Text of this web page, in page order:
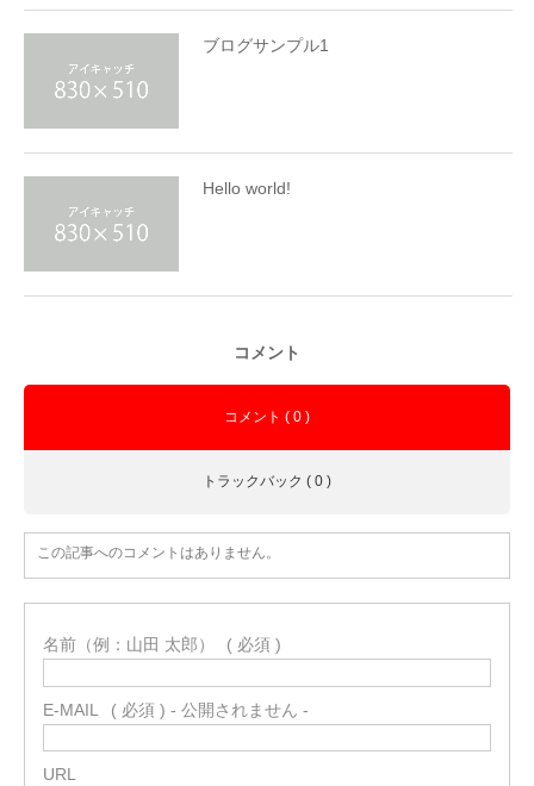
ブログサンプル1
Hello world!
コメント
コメント ( 0 )
トラックバック ( 0 )
この記事へのコメントはありません。
名前（例：山田 太郎） ( 必須 )
E-MAIL ( 必須 ) - 公開されません -
URL